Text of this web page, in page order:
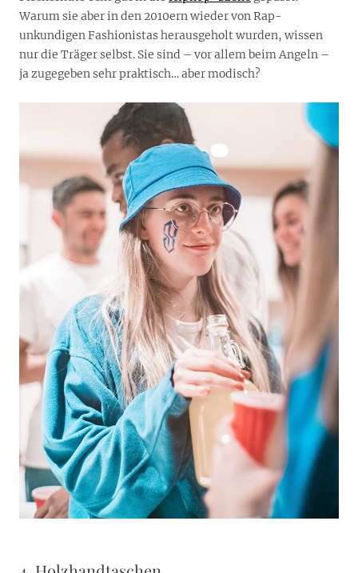
Warum sie aber in den 2010ern wieder von Rap-
unkundigen Fashionistas herausgeholt wurden, wissen
nur die Träger selbst. Sie sind – vor allem beim Angeln –
ja zugegeben sehr praktisch… aber modisch?